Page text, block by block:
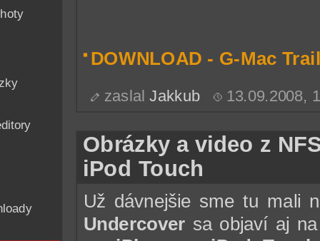
DOWNLOAD - G-Mac
zaslalJakkub 13.09.2008,
Obrázky a video z
iPod Touch
Už dávnejšie sme tu mali
Undercover sa objaví aj